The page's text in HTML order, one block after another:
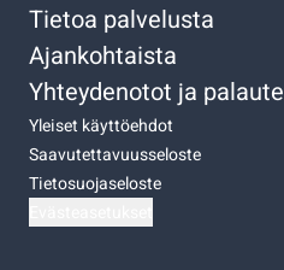
Tietoa palvelusta
Ajankohtaista
Yhteydenotot ja palaute
Yleiset käyttöehdot
Saavutettavuusseloste
Tietosuojaseloste